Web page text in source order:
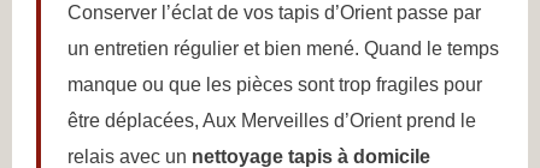
Conserver l’éclat de vos tapis d’Orient passe par
un entretien régulier et bien mené. Quand le temps
manque ou que les pièces sont trop fragiles pour
être déplacées, Aux Merveilles d’Orient prend le
relais avec un nettoyage tapis à domicile